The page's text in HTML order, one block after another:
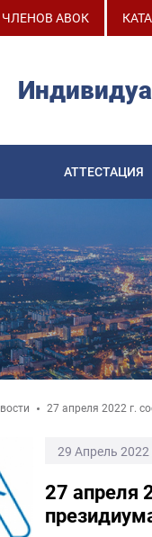
ЧЛЕНОВ АВОК
АТТЕСТАЦИЯ
27 апреля 2022 г.
29 Апрель 2022
27 апреля